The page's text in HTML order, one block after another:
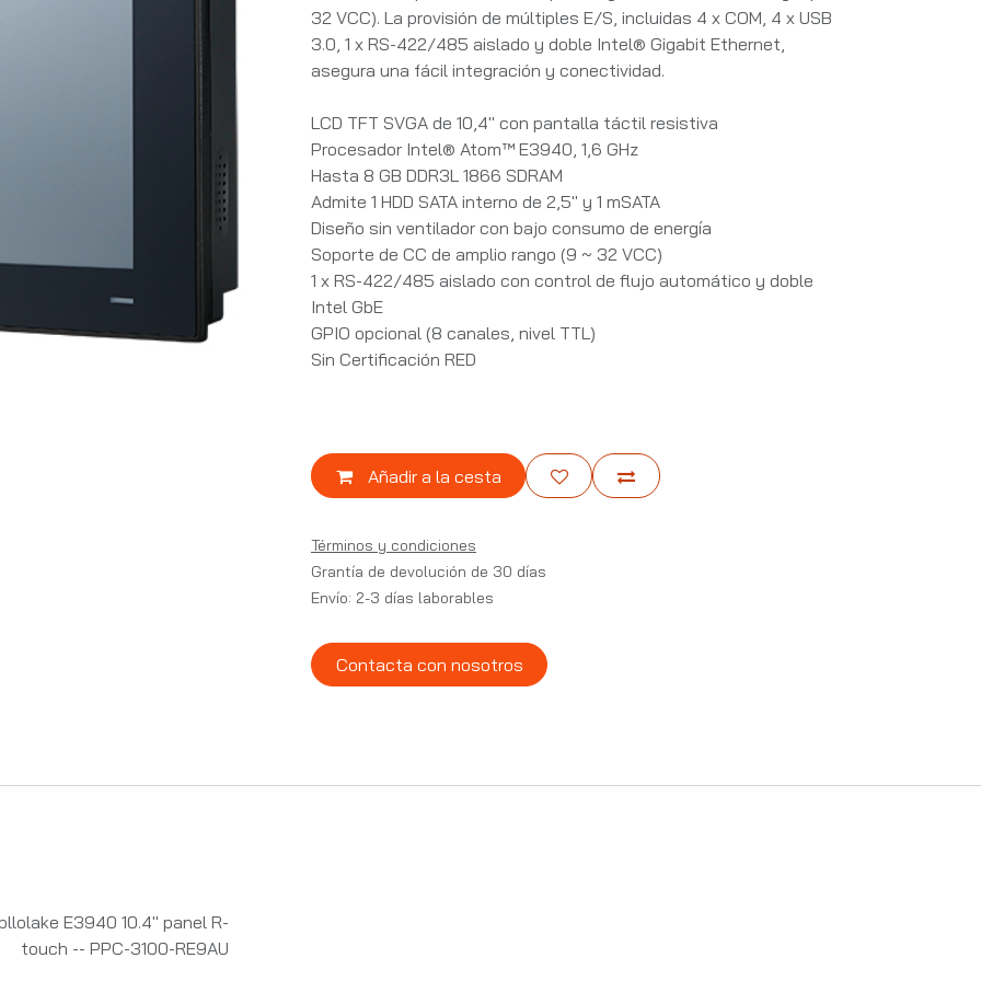
32 VCC). La provisión de múltiples E/S, incluidas 4 x COM, 4 x USB
3.0, 1 x RS-422/485 aislado y doble Intel® Gigabit Ethernet,
asegura una fácil integración y conectividad.
LCD TFT SVGA de 10,4" con pantalla táctil resistiva
Procesador Intel® Atom™ E3940, 1,6 GHz
Hasta 8 GB DDR3L 1866 SDRAM
Admite 1 HDD SATA interno de 2,5" y 1 mSATA
Diseño sin ventilador con bajo consumo de energía
Soporte de CC de amplio rango (9 ~ 32 VCC)
1 x RS-422/485 aislado con control de flujo automático y doble
Intel GbE
GPIO opcional (8 canales, nivel TTL)
Sin Certificación RED
Añadir a la cesta
Términos y condiciones
Grantía de devolución de 30 días
Envío: 2-3 días laborables
Contacta con nosotros
E3940 10.4" panel R-
touch -- PPC-3100-RE9AU